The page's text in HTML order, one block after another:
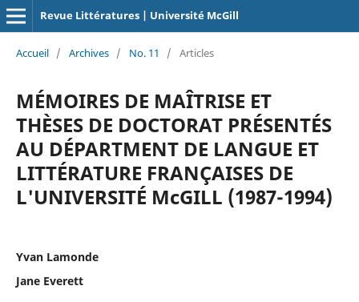
Revue Littératures | Université McGill
Accueil / Archives / No. 11 / Articles
MÉMOIRES DE MAÎTRISE ET
THÈSES DE DOCTORAT PRÉSENTÉS
AU DÉPARTMENT DE LANGUE ET
LITTÉRATURE FRANÇAISES DE
L'UNIVERSITÉ McGILL (1987-1994)
Yvan Lamonde
Jane Everett